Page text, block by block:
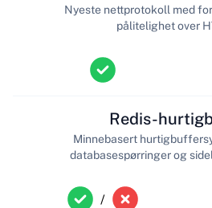
Nyeste nettprotokoll med
pålitelighet over
/
Redis-
Minnebasert
databasespørringer og